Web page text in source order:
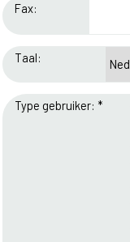
Fax:
Taal:
Type gebruiker: *